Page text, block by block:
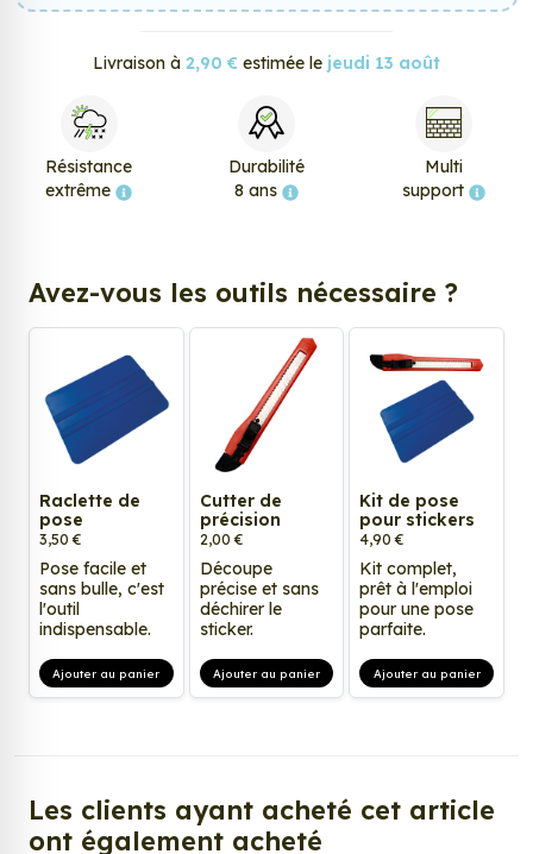
Livraison à 2,90 € estimée le jeudi 13 août
Résistance
extrême
Durabilité
8 ans
Multi
support
Avez-vous les outils nécessaire ?
Raclette de
pose
3,50 €
Pose facile et
sans bulle, c'est
l'outil
indispensable.
Ajouter au panier
Cutter de
précision
2,00 €
Découpe
précise et sans
déchirer le
sticker.
Ajouter au panier
Kit de pose
pour stickers
4,90 €
Kit complet,
prêt à l'emploi
pour une pose
parfaite.
Ajouter au panier
Les clients ayant acheté cet article
ont également acheté